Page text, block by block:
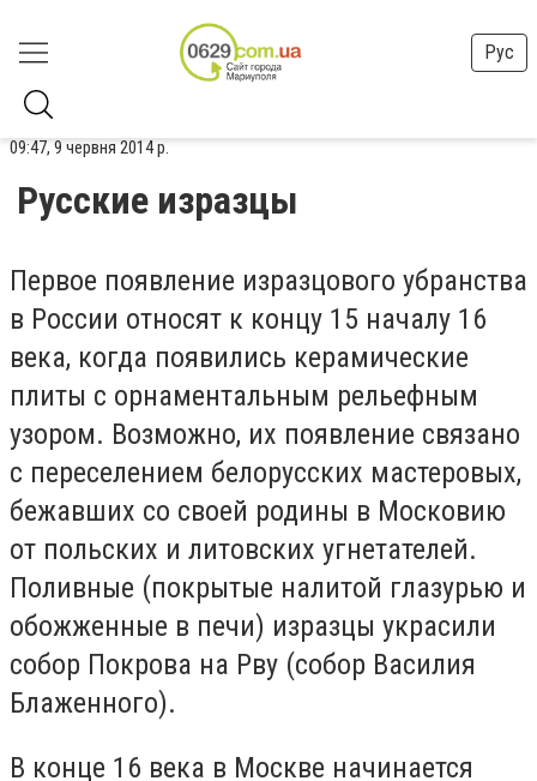
Рус
09:47, 9 червня 2014 р.
Русские изразцы
Первое появление изразцового убранства
в России относят к концу 15 началу 16
века, когда появились керамические
плиты с орнаментальным рельефным
узором. Возможно, их появление связано
с переселением белорусских мастеровых,
бежавших со своей родины в Московию
от польских и литовских угнетателей.
Поливные (покрытые налитой глазурью и
обожженные в печи) изразцы украсили
собор Покрова на Рву (собор Василия
Блаженного).
В конце 16 века в Москве начинается